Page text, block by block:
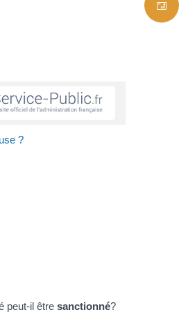
?
peut-il être sanctionné?